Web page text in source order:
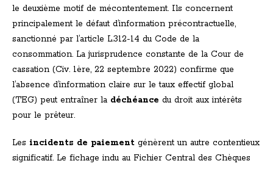
le deuxième motif de mécontentement. Ils concernent
principalement le défaut d’information précontractuelle,
sanctionné par l’article L.312-14 du Code de la
consommation. La jurisprudence constante de la Cour de
cassation (Civ. 1ère, 22 septembre 2022) confirme que
l’absence d’information claire sur le taux effectif global
(TEG) peut entraîner la déchéance du droit aux intérêts
pour le prêteur.
Les incidents de paiement génèrent un autre contentieux
significatif. Le fichage indu au Fichier Central des Chèques